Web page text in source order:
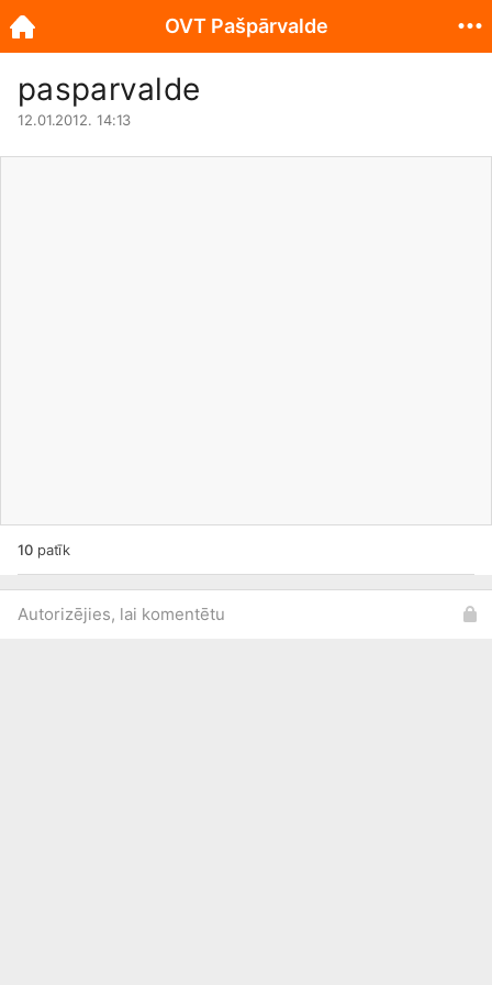
pasparvalde
12.01.2012. 14:13
10patīk
Autorizējies, lai komentētu
OVT Pašpārvalde